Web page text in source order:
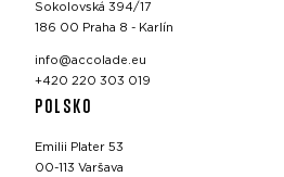
Sokolovská 394/17
186 00 Praha 8 - Karlín
info@accolade.eu
+420 220 303 019
POLSKO
Emilii Plater 53
00-113 Varšava